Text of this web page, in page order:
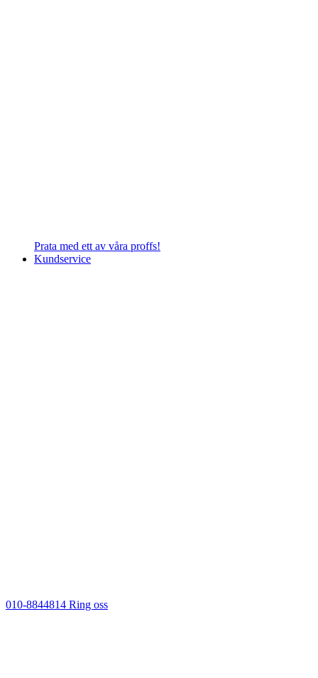
Prata med ett av våra proffs!
Kundservice
010-8844814 Ring oss